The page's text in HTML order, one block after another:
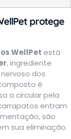
protege
WellPet está
, ingrediente
dos
é
a circular pela
entram
são
sua eliminação.